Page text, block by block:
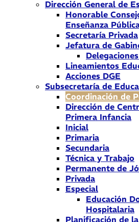
Dirección General de
Honorable
Enseñanza
Secretaría Privada
Jefatura de
Lineamientos
Acciones DGE
Subsecretaría de
Coordinación de
Dirección de
Primera Infancia
Inicial
Primaria
Secundaria
Técnica y Trabajo
Permanente de
Privada
Especial
Educación
Hospitalaria
Planificación de